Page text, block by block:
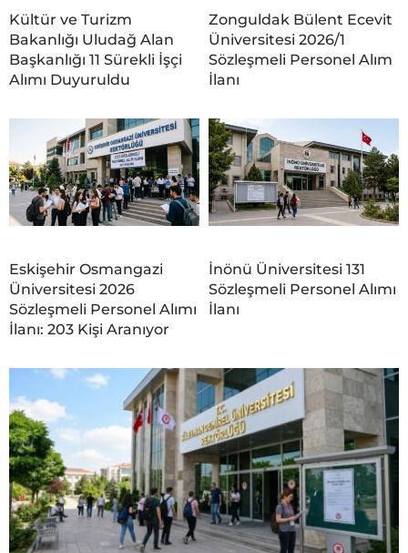
Kültür ve Turizm
Bakanlığı Uludağ Alan
Başkanlığı 11 Sürekli İşçi
Alımı Duyuruldu
Zonguldak Bülent Ecevit
Üniversitesi 2026/1
Sözleşmeli Personel Alım
İlanı
Eskişehir Osmangazi
Üniversitesi 2026
Sözleşmeli Personel Alımı
İlanı: 203 Kişi Aranıyor
İnönü Üniversitesi 131
Sözleşmeli Personel Alımı
İlanı